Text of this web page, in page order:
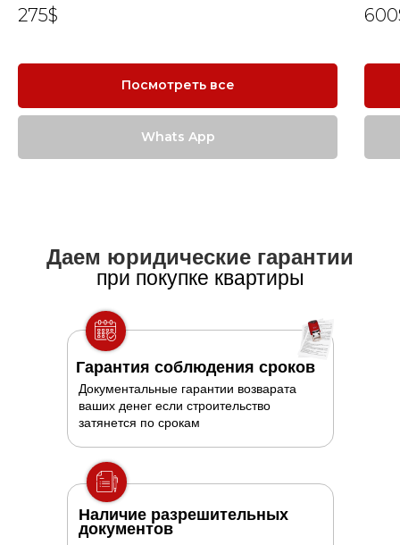
275$
Посмотреть все
Whats App
Гарантия соблюдения сроков
Документальные гарантии возварата
ваших денег если строительство
затянется по срокам
Наличие разрешительных
документов
при покупке квартиры
Даем юридические гарантии